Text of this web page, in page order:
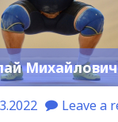
Михайлович
Leave a